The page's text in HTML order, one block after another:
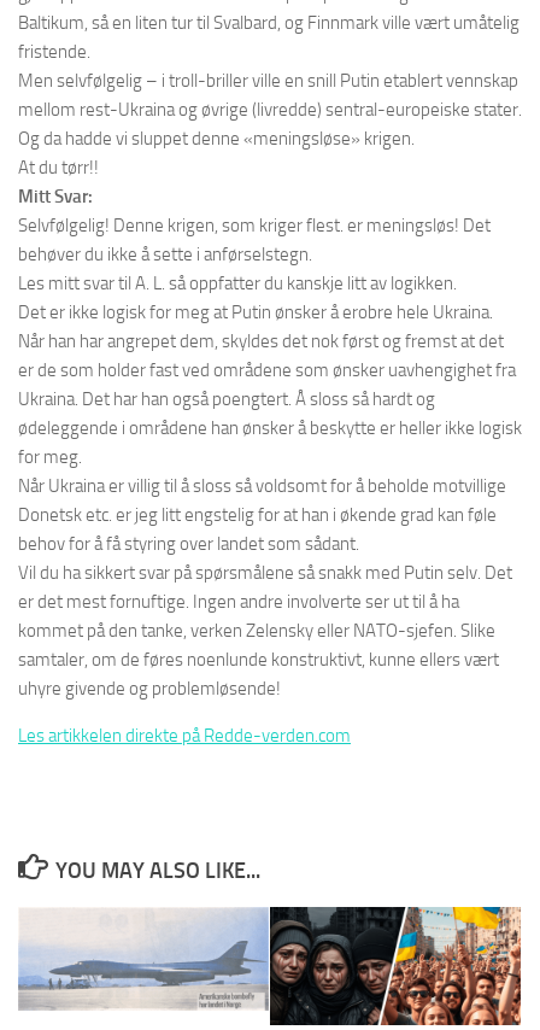
Baltikum, så en liten tur til Svalbard, og Finnmark ville vært umåtelig
fristende.
Men selvfølgelig – i troll-briller ville en snill Putin etablert vennskap
mellom rest-Ukraina og øvrige (livredde) sentral-europeiske stater.
Og da hadde vi sluppet denne «meningsløse» krigen.
At du tørr!!
Mitt Svar:
Selvfølgelig! Denne krigen, som kriger flest. er meningsløs! Det
behøver du ikke å sette i anførselstegn.
Les mitt svar til A. L. så oppfatter du kanskje litt av logikken.
Det er ikke logisk for meg at Putin ønsker å erobre hele Ukraina.
Når han har angrepet dem, skyldes det nok først og fremst at det
er de som holder fast ved områdene som ønsker uavhengighet fra
Ukraina. Det har han også poengtert. Å sloss så hardt og
ødeleggende i områdene han ønsker å beskytte er heller ikke logisk
for meg.
Når Ukraina er villig til å sloss så voldsomt for å beholde motvillige
Donetsk etc. er jeg litt engstelig for at han i økende grad kan føle
behov for å få styring over landet som sådant.
Vil du ha sikkert svar på spørsmålene så snakk med Putin selv. Det
er det mest fornuftige. Ingen andre involverte ser ut til å ha
kommet på den tanke, verken Zelensky eller NATO-sjefen. Slike
samtaler, om de føres noenlunde konstruktivt, kunne ellers vært
uhyre givende og problemløsende!
Les artikkelen direkte på Redde-verden.com
YOU MAY ALSO LIKE...